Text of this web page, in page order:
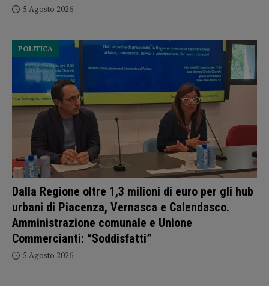
5 Agosto 2026
Dalla Regione oltre 1,3 milioni di euro per gli hub
urbani di Piacenza, Vernasca e Calendasco.
Amministrazione comunale e Unione
Commercianti: “Soddisfatti”
POLITICA
5 Agosto 2026